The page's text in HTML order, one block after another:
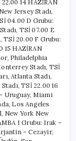
14 HAZİRAN
Jersey Stadı,
04.00 D Grubu:
TSİ 07.00 E
TSİ 20.00 F Grubu:
15 HAZİRAN
Philadelphia
Stadı, TSİ
Atlanta Stadı,
TSİ 22.00 16
Uruguay, Miami
Los Angeles
New York New
I Grubu: Irak –
– Cezayir,